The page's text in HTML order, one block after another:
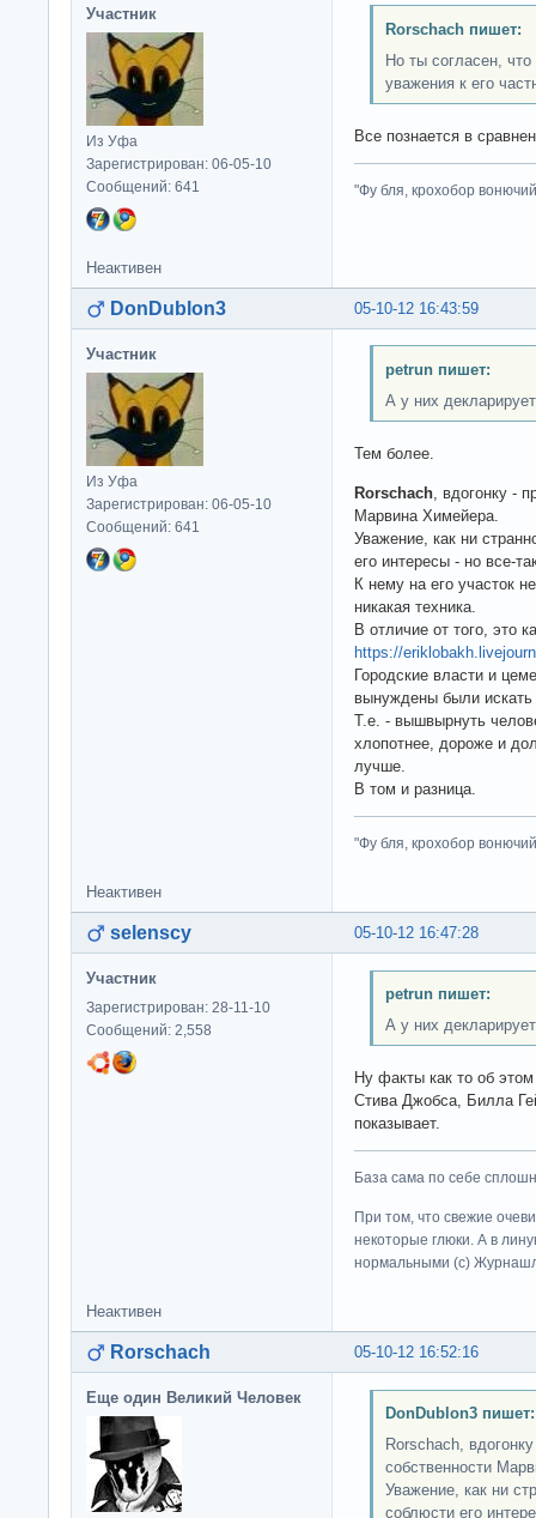
Участник
Из Уфа
Зарегистрирован: 06-05-10
Сообщений: 641
Rorschach пишет:
Но ты согласен,
уважения к его
Все познается в
"Фу бля, крохобор
Неактивен
05-10-12 16:43:59
DonDublon3
Участник
Из Уфа
Зарегистрирован: 06-05-10
Сообщений: 641
petrun пишет:
А у них
Тем более.
Rorschach , вдогонку -
Марвина Химейера.
Уважение, как ни
его интересы - но все-
К нему на его участок
никакая техника.
В отличие от того, это
https://
Городские власти и
вынуждены были
Т.е. - вышвырнуть
хлопотнее, дороже и
лучше.
В том и разница.
"Фу бля, крохобор
Неактивен
05-10-12 16:47:28
selenscy
Участник
Зарегистрирован: 28-11-10
Сообщений: 2,558
petrun пишет:
А у них
Ну факты как то об
Стива Джобса, Билла
показывает.
База сама по себе
При том, что свежие
некоторые глюки. А в
нормальными (c)
Неактивен
05-10-12 16:52:16
Rorschach
Еще один Великий Человек
DonDublon3 пишет:
Rorschach,
собственности
Уважение, как ни
соблюсти его